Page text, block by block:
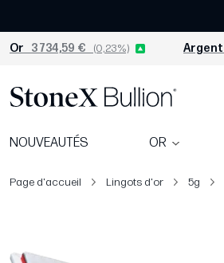
Or 3 734,59 € (0,23%) Argent
NOUVEAUTÉS OR
Page d'accueil Lingots d'or 5g